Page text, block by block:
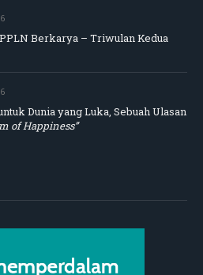
Berkarya – Triwulan Kedua
Dunia yang Luka, Sebuah Ulasan
of Happiness”